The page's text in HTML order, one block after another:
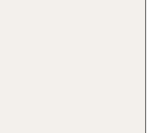
Südstrand mit
Tennisplätzen und